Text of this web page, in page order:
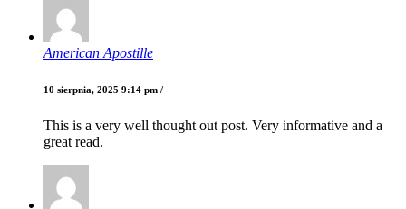
American Apostille
10 sierpnia, 2025 9:14 pm /
This is a very well thought out post. Very informative and a
great read.